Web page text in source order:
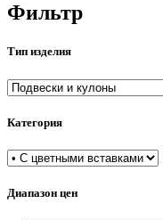
Фильтр
Тип изделия
Категория
Диапазон цен